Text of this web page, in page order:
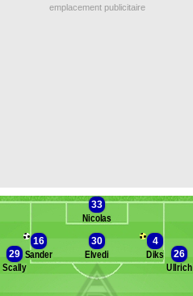
emplacement publicitaire
Banc des remplaçants
33
Nicolas
16
Sander
30
Elvedi
4
Diks
29
Scally
26
Ullrich